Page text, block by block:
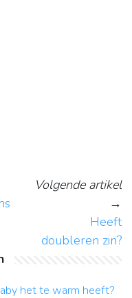
Volgende artikel
→
Heeft
doubleren zin?
het te warm heeft?